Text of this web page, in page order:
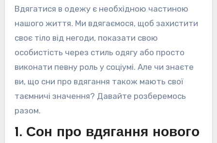
Вдягатися в одежу є необхідною частиною
нашого життя. Ми вдягаємося, щоб захистити
своє тіло від негоди, показати свою
особистість через стиль одягу або просто
виконати певну роль у соціумі. Але чи знаєте
ви, що сни про вдягання також мають свої
таємничі значення? Давайте розберемось
разом.
1. Сон про вдягання нового